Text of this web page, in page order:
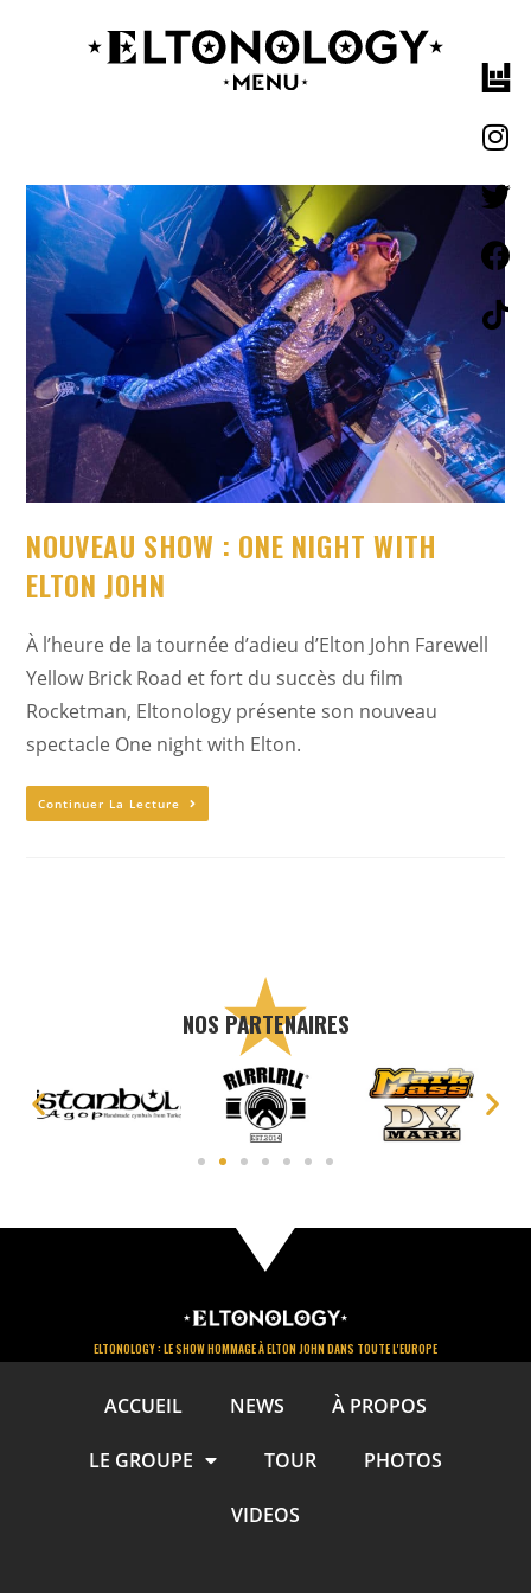
NOUVEAU SHOW : ONE NIGHT WITH
ELTON JOHN
À l’heure de la tournée d’adieu d’Elton John Farewell
Yellow Brick Road et fort du succès du film
Rocketman, Eltonology présente son nouveau
spectacle One night with Elton.
Continuer La Lecture
NOS PARTENAIRES
ELTONOLOGY : LE SHOW HOMMAGE À ELTON JOHN DANS TOUTE L'EUROPE
ACCUEIL NEWS À PROPOS
LE GROUPE TOUR PHOTOS
VIDEOS